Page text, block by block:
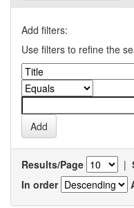
Add filters:
Use filters to refine the
Results/Page |
In order